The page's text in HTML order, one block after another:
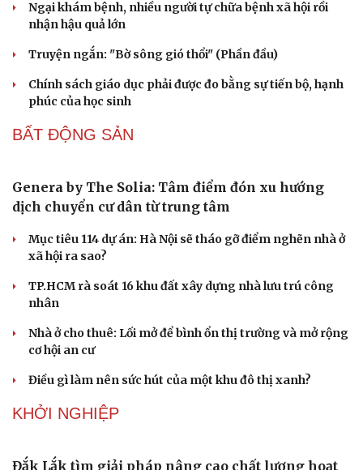
Cải chính
vàng, bạc, đá quý vi phạm
PODCAST
mãn kinh như thế nào?
Phong slư - “thư tình” bằng dân ca của người Tày
Ngại khám bệnh, nhiều người tự chữa bệnh xã hội rồi
nhận hậu quả lớn
Truyện ngắn: "Bờ sông gió thổi" (Phần đầu)